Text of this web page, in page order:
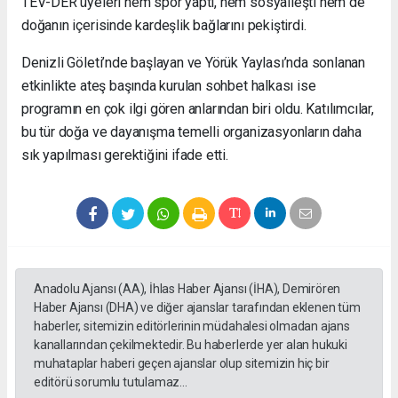
doğanın içerisinde kardeşlik bağlarını pekiştirdi.
Denizli Göleti’nde başlayan ve Yörük Yaylası’nda sonlanan
etkinlikte ateş başında kurulan sohbet halkası ise
programın en çok ilgi gören anlarından biri oldu. Katılımcılar,
bu tür doğa ve dayanışma temelli organizasyonların daha
sık yapılması gerektiğini ifade etti.
Anadolu Ajansı (AA), İhlas Haber Ajansı (İHA), Demirören
Haber Ajansı (DHA) ve diğer ajanslar tarafından eklenen tüm
haberler, sitemizin editörlerinin müdahalesi olmadan ajans
kanallarından çekilmektedir. Bu haberlerde yer alan hukuki
muhataplar haberi geçen ajanslar olup sitemizin hiç bir
editörü sorumlu tutulamaz...